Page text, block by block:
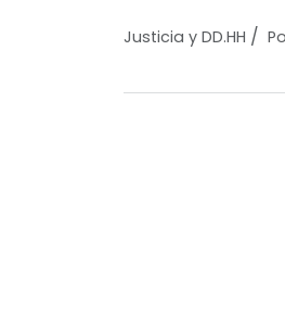
Justicia y DD.HH /